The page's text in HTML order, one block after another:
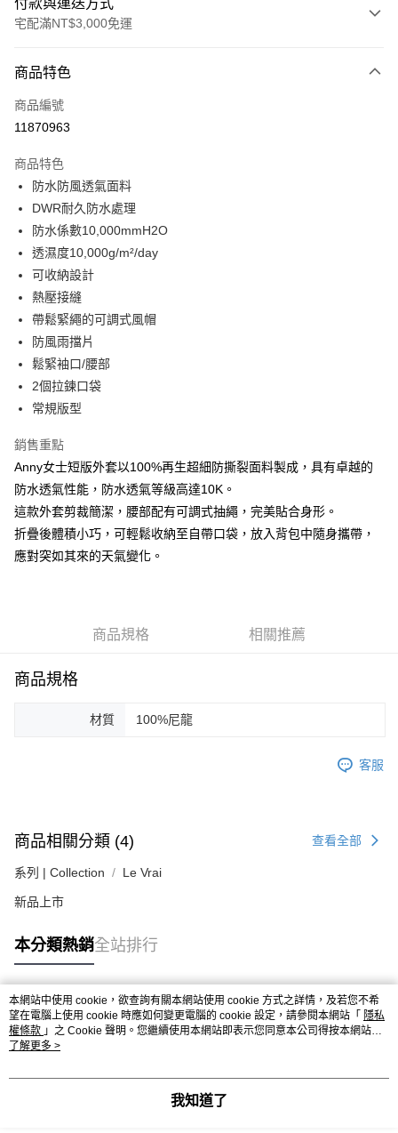
付款與運送方式
宅配滿NT$3,000免運
信用卡一次付款
信用卡分期付款
合作金庫商業銀行
華南商業銀行
上海商業儲蓄銀行
國泰世華商業銀行
臺灣中小企業銀行
匯豐（台灣）商業銀行
聯邦商業銀行
元大商業銀行
玉山商業銀行
台新國際商業銀行
台灣樂天信用卡公司
LINE Pay
Apple Pay
街口支付
悠遊付
AFTEE先享後付
相關說明
【關於「AFTEE先享後付」】
AFTEE先享後付是「在收到商品之後才付款」的支付方式。 讓您購物簡單
便利好安心！
２．便利：只要手機號碼，簡訊認證，即可結帳。
３．安心：先確認商品／服務後，再付款。
【「AFTEE先享後付」結帳流程】
１．於結帳方式選擇「AFTEE先享後付」後，將跳轉至「AFTEE先享後付」
結帳頁面，進行簡訊認證並確認金額後，即可完成結帳。
３．收到繳費通知簡訊後14天內，點擊此簡訊中的連結，可透過四大超商／
後付繳納相關費用。
※ 交易是否成功請以「AFTEE先享後付 」之結帳頁面顯示為準，若有關於
客戶支援中心」
１．透過由恩沛科技股份有限公司提供之「AFTEE先享後付」服務完成之交
任。
４．使用「AFTEE先享後付」時，將依據個別帳號之用戶狀況，依本公司即
時審查核予不同之上限額度；若仍有額度不足之情形，本公司將視審查結果
請求用戶進行身份認證。
５．嚴禁一人註冊多個帳號或使用他人資訊註冊。若發現惡意使用之情形，
運送方式
黑貓宅急便配送到府
每筆NT$120，滿NT$3,000(含以上)免運費
商品特色
商品編號
11870963
商品特色
防水防風透氣面料
DWR耐久防水處理
防水係數10,000mmH2O
透濕度10,000g/m²/day
可收納設計
熱壓接縫
帶鬆緊繩的可調式風帽
防風雨擋片
鬆緊袖口/腰部
2個拉鍊口袋
常規版型
銷售重點
Anny女士短版外套以100%再生超細防撕裂面料製成，具有卓越的
防水透氣性能，防水透氣等級高達10K。
這款外套剪裁簡潔，腰部配有可調式抽繩，完美貼合身形。
折疊後體積小巧，可輕鬆收納至自帶口袋，放入背包中隨身攜帶，
應對突如其來的天氣變化。
商品規格 相關推薦
商品規格
材質 100%尼龍
客服
商品相關分類 (4) 查看全部
系列 | Collection Le Vrai
新品上市
本分類熱銷全站排行
熱門標籤
本網站中使用 cookie，欲查詢有關本網站使用 cookie 方式之詳情，及若您不希
望在電腦上使用 cookie 時應如何變更電腦的 cookie 設定，請參閱本網站「 隱私
權條款 」之 Cookie 聲明。您繼續使用本網站即表示您同意本公司得按本網站使
用條款之 Cookie 聲明使用 cookie。
了解更多 >
我知道了